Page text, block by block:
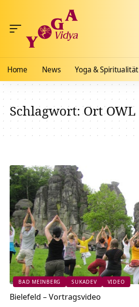
Home News Yoga & Spiritualität
Schlagwort:Ort OWL
BAD MEINBERG SUKADEV VIDEO
Bielefeld‏‎ – Vortragsvideo